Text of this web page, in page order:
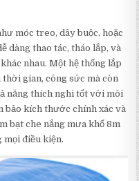
móc treo, dây buộc, hoặc
dàng thao tác, tháo lắp, và
nhau. Một hệ thống lắp
gian, công sức mà còn
năng thích nghi tốt với môi
bảo kích thước chính xác và
bạt che nắng mưa khổ 8m
mọi điều kiện.